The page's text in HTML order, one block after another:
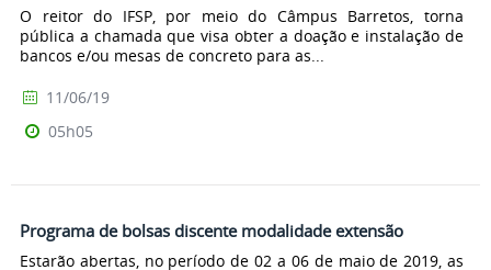
O reitor do IFSP, por meio do Câmpus Barretos, torna
pública a chamada que visa obter a doação e instalação de
bancos e/ou mesas de concreto para as...
11/06/19
05h05
Programa de bolsas discente modalidade extensão
Estarão abertas, no período de 02 a 06 de maio de 2019, as